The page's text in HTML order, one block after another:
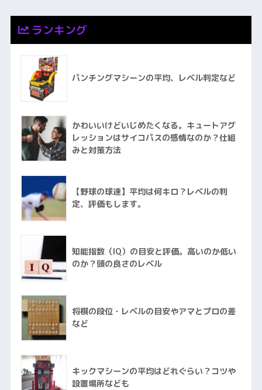
ランキング
パンチングマシーンの平均、レベル判定など
かわいいけどいじめたくなる。キュートアグ
レッションはサイコパスの感情なのか？仕組
みと対策方法
【野球の球速】平均は何キロ？レベルの判
定、評価もします。
知能指数（IQ）の目安と評価。高いのか低い
のか？頭の良さのレベル
将棋の段位・レベルの目安やアマとプロの差
など
キックマシーンの平均はどれぐらい？コツや
設置場所なども